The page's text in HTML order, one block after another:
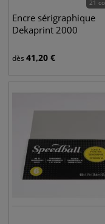
21
Encre sérigraphique
Dekaprint 2000
dès 41,20 €